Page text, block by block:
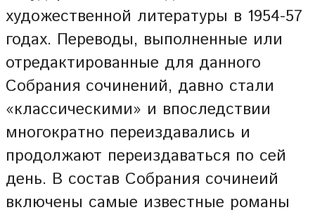
художественной литературы в 1954-57
годах. Переводы, выполненные или
отредактированные для данного
Собрания сочинений, давно стали
«классическими» и впоследствии
многократно переиздавались и
продолжают переиздаваться по сей
день. В состав Собрания сочинеий
включены самые известные романы